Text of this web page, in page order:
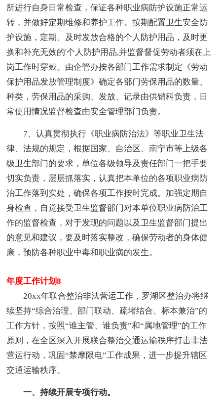
所进行自身日常检查，保证各种职业病防护设施正常运
转，并做好定期维修和养护工作。按期配置卫生安全防
护设施，定期、及时发放合格的个人防护用品，及时更
换和补充无效的'个人防护用品,并监督督促劳动者须在上
岗工作时穿戴。由企管办按各部门工作需求制定《劳动
保护用品发放管理制度》确定各部门劳保用品的数量、
种类，劳保用品的采购、发放、记录由供销科负责，日
常使用情况监督检查由安全管理部门负责。
7、认真贯彻执行《职业病防治法》等职业卫生法
律、法规的规定，根据国家、自治区、南宁市等上级各
级卫生部门的要求，单位各级领导及责任部门一把手要
切实负责，层层抓落实，认真把本单位的各项职业病防
治工作落到实处，确保各项工作按时完成。加强定期自
身检查，自觉接受卫生监督部门对本单位职业病防治工
作的监督检查，对于发现的问题以及卫生监督部门提出
的意见和建议，要及时落实整改，确保劳动者的身体健
康，预防各种职业中毒和职业病的发生。
年度工作计划8
20xx年联合整治非法营运工作，罗湖区整治办将继
续坚持“综合治理、部门联动、疏堵结合、标本兼治”的
工作方针，按照“谁主管、谁负责”和“属地管理”的工作
原则，在全区深入开展联合整治交通运输秩序打击非法
营运行动，巩固“禁摩限电”工作成果，进一步提升辖区
交通运输秩序。
一、持续开展专项行动。